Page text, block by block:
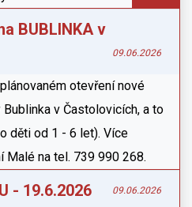
BUBLINKA v
09.06.2026
otevření nové
v Častolovicích, a to
děti od 1 - 6 let). Více
Malé na tel. 739 990 268.
- 19.6.2026 09.06.2026